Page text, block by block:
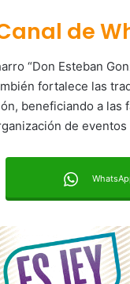
de
“Don Esteban
fortalece las
beneficiando a las
de eventos